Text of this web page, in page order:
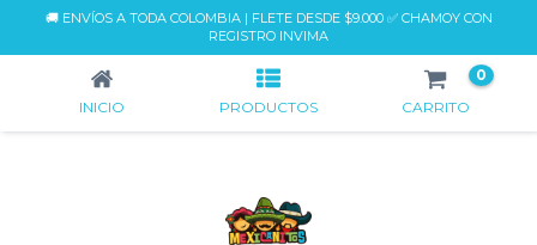
🚚 ENVÍOS A TODA COLOMBIA | FLETE DESDE $9.000 ✅ CHAMOY CON
REGISTRO INVIMA
CHILITO
INICIO PRODUCTOS CARRITO
0